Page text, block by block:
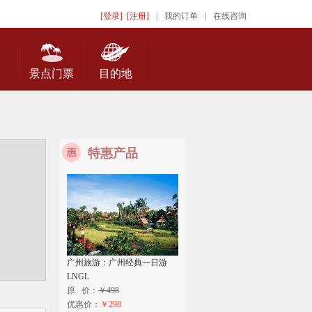
[登录] [注册] 我的订单 在线咨询
景点门票 目的地
特惠产品
广州旅游：广州经典一日游
LNGL
原 价： ￥498
优惠价： ￥298